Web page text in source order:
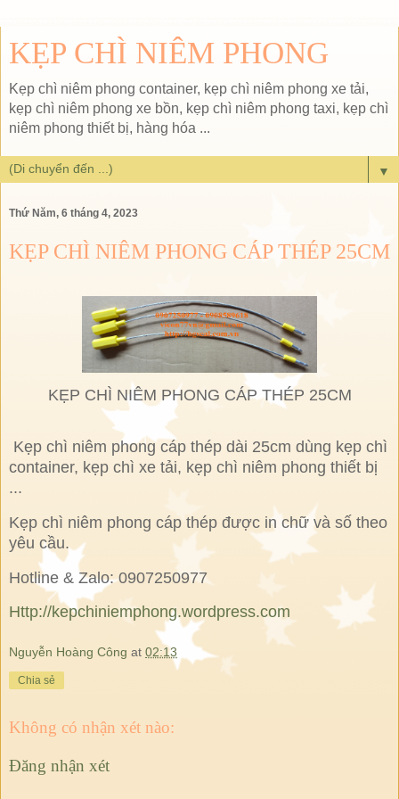
KẸP CHÌ NIÊM PHONG
Kẹp chì niêm phong container, kẹp chì niêm phong xe tải,
kẹp chì niêm phong xe bồn, kẹp chì niêm phong taxi, kẹp chì
niêm phong thiết bị, hàng hóa ...
▼
Thứ Năm, 6 tháng 4, 2023
KẸP CHÌ NIÊM PHONG CÁP THÉP 25CM
KẸP CHÌ NIÊM PHONG CÁP THÉP 25CM
Kẹp chì niêm phong cáp thép dài 25cm dùng kẹp chì
container, kẹp chì xe tải, kẹp chì niêm phong thiết bị
...
Kẹp chì niêm phong cáp thép được in chữ và số theo
yêu cầu.
Hotline & Zalo: 0907250977
Http://kepchiniemphong.wordpress.com
Nguyễn Hoàng Công at 02:13
Chia sẻ
Không có nhận xét nào:
Đăng nhận xét